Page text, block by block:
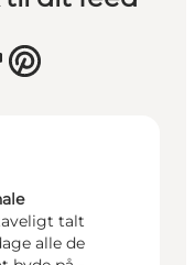
talt
alle de